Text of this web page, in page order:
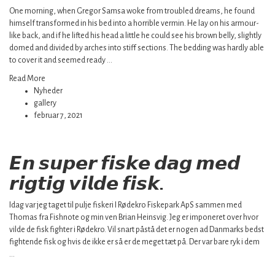
One morning, when Gregor Samsa woke from troubled dreams, he found
himself transformed in his bed into a horrible vermin. He lay on his armour-
like back, and if he lifted his head a little he could see his brown belly, slightly
domed and divided by arches into stiff sections. The bedding was hardly able
to cover it and seemed ready …
Read More
Nyheder
gallery
februar 7, 2021
𝙀𝙣 𝙨𝙪𝙥𝙚𝙧 𝙛𝙞𝙨𝙠𝙚 𝙙𝙖𝙜 𝙢𝙚𝙙
𝙧𝙞𝙜𝙩𝙞𝙜 𝙫𝙞𝙡𝙙𝙚 𝙛𝙞𝙨𝙠.
Idag var jeg taget til pulje fiskeri I Rødekro Fiskepark ApS sammen med
Thomas fra Fishnote og min ven Brian Heinsvig. Jeg er imponeret over hvor
vilde de fisk fighter i Rødekro. Vil snart påstå det er nogen ad Danmarks bedst
fightende fisk og hvis de ikke er så er de meget tæt på. Der var bare ryk i dem
…